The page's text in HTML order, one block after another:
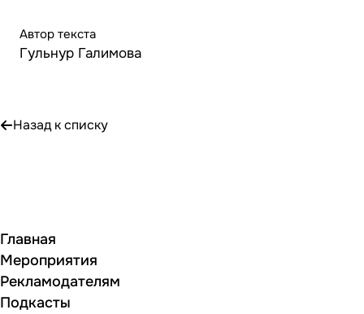
Автор текста
Гульнур Галимова
Назад к списку
Главная
Мероприятия
Рекламодателям
Подкасты